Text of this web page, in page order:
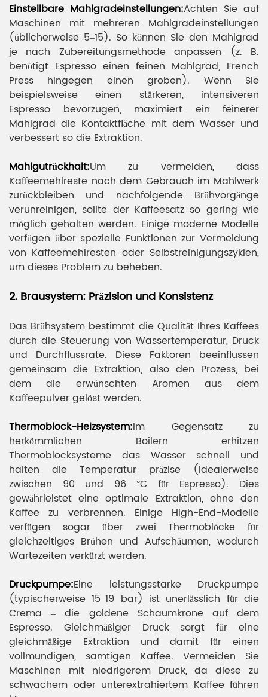
Einstellbare Mahlgradeinstellungen:Achten Sie auf
Maschinen mit mehreren Mahlgradeinstellungen
(üblicherweise 5–15). So können Sie den Mahlgrad
je nach Zubereitungsmethode anpassen (z. B.
benötigt Espresso einen feinen Mahlgrad, French
Press hingegen einen groben). Wenn Sie
beispielsweise einen stärkeren, intensiveren
Espresso bevorzugen, maximiert ein feinerer
Mahlgrad die Kontaktfläche mit dem Wasser und
verbessert so die Extraktion.
Mahlgutrückhalt:Um zu vermeiden, dass
Kaffeemehlreste nach dem Gebrauch im Mahlwerk
zurückbleiben und nachfolgende Brühvorgänge
verunreinigen, sollte der Kaffeesatz so gering wie
möglich gehalten werden. Einige moderne Modelle
verfügen über spezielle Funktionen zur Vermeidung
von Kaffeemehlresten oder Selbstreinigungszyklen,
um dieses Problem zu beheben.
2. Brausystem: Präzision und Konsistenz
Das Brühsystem bestimmt die Qualität Ihres Kaffees
durch die Steuerung von Wassertemperatur, Druck
und Durchflussrate. Diese Faktoren beeinflussen
gemeinsam die Extraktion, also den Prozess, bei
dem die erwünschten Aromen aus dem
Kaffeepulver gelöst werden.
Thermoblock-Heizsystem:Im Gegensatz zu
herkömmlichen Boilern erhitzen
Thermoblocksysteme das Wasser schnell und
halten die Temperatur präzise (idealerweise
zwischen 90 und 96 °C für Espresso). Dies
gewährleistet eine optimale Extraktion, ohne den
Kaffee zu verbrennen. Einige High-End-Modelle
verfügen sogar über zwei Thermoblöcke für
gleichzeitiges Brühen und Aufschäumen, wodurch
Wartezeiten verkürzt werden.
Druckpumpe:Eine leistungsstarke Druckpumpe
(typischerweise 15–19 bar) ist unerlässlich für die
Crema – die goldene Schaumkrone auf dem
Espresso. Gleichmäßiger Druck sorgt für eine
gleichmäßige Extraktion und damit für einen
vollmundigen, samtigen Kaffee. Vermeiden Sie
Maschinen mit niedrigerem Druck, da diese zu
schwachem oder unterextrahiertem Kaffee führen